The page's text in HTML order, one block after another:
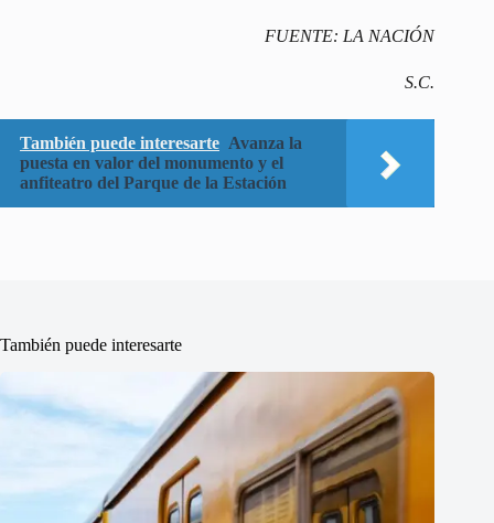
FUENTE: LA NACIÓN
S.C.
También puede interesarte Avanza la
puesta en valor del monumento y el
anfiteatro del Parque de la Estación
También puede interesarte